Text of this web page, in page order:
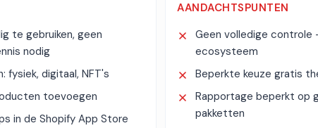
te gebruiken, geen
nodig
fysiek, digitaal, NFT's
toevoegen
in de Shopify App Store
AANDACHTSPUNTEN
Geen volledige
ecosysteem
Beperkte keuze gratis
Rapportage beperkt op
pakketten